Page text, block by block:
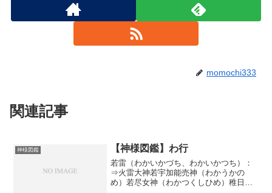
momochi333
関連記事
神様図鑑 【神様図鑑】わ行
若雷（わかいかづち、わかいかつち）：
⇒火雷大神若宇加能売神（わかうかの
め）若尽女神（わかつくしひめ）稚日女